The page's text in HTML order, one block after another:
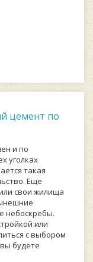
цемент по
и по
уголках
такая
Еще
свои жилища
небоскребы.
или
с выбором
будете